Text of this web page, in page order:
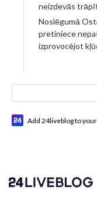
neizdevās
Noslēgumā
pretiniece
izprovocējot
Add 24liveblog to